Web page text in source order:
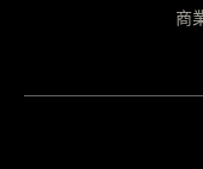
商